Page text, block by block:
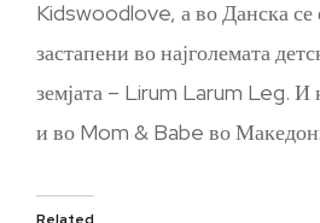
Kidswoodlove, а во Данска се
застапени во најголемата
земјата – Lirum Larum Leg. И
и во Mom & Babe во